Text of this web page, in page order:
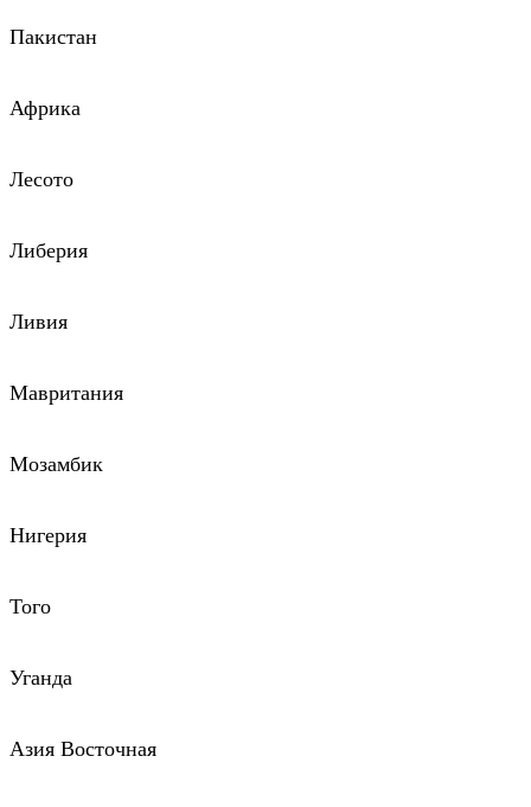
Пакистан
Африка
Лесото
Либерия
Ливия
Мавритания
Мозамбик
Нигерия
Того
Уганда
Азия Восточная